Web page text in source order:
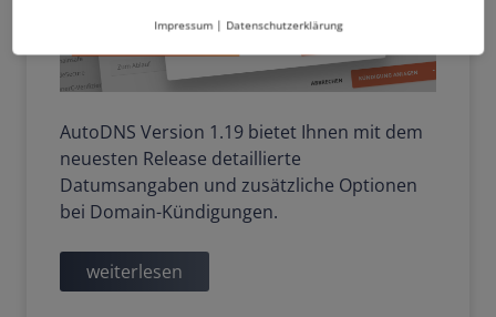
AutoDNS Version 1.19 bietet Ihnen mit dem
neuesten Release detaillierte
Datumsangaben und zusätzliche Optionen
bei Domain-Kündigungen.
weiterlesen
Impressum | Datenschutzerklärung